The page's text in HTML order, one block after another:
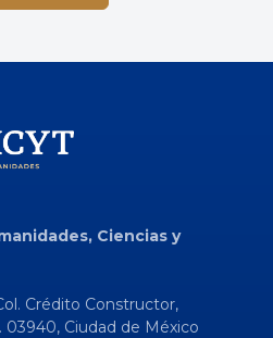
Ciencias y
Crédito Constructor,
03940, Ciudad de México